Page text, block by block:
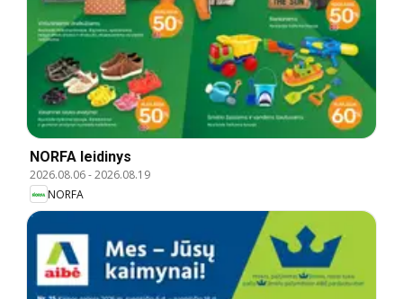
NORFA leidinys
2026.08.06-2026.08.19
NORFA